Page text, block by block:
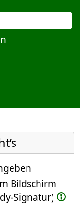
Bildschirm
Signatur)